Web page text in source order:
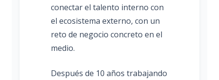
conectar el talento interno con
el ecosistema externo, con un
reto de negocio concreto en el
medio.
Después de 10 años trabajando